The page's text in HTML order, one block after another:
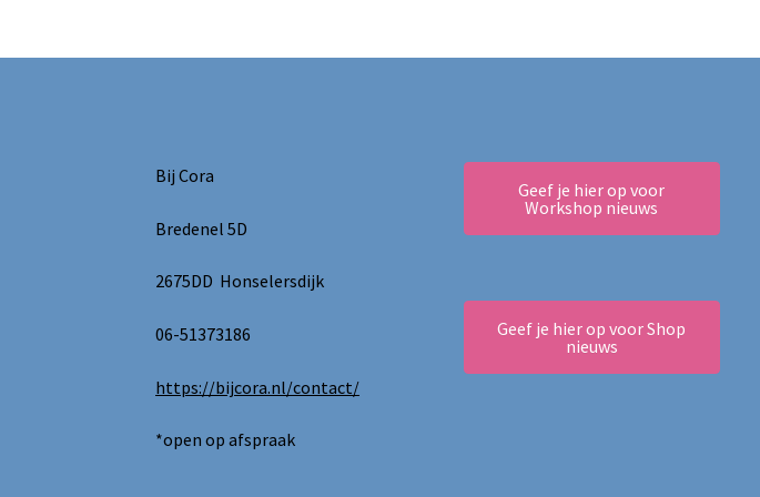
Bij Cora
Bredenel 5D
2675DD Honselersdijk
06-51373186
https://bijcora.nl/contact/
*open op afspraak
Geef je hier op voor
Workshop nieuws
Geef je hier op voor Shop
nieuws